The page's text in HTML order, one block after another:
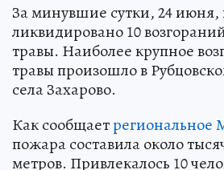
За минувшие сутки, 24 июня,
ликвидировано 10
травы. Наиболее крупное
травы произошло в
села Захарово.
Как сообщаетрегиональное
пожара составила около
метров. Привлекалось 10